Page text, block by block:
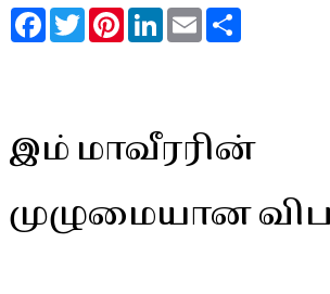
FacebookTwitterPinterestLinkedInEmail
இம் மாவீரரின்
முழுமையான